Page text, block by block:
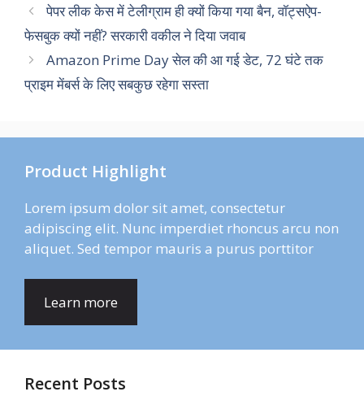
पेपर लीक केस में टेलीग्राम ही क्यों किया गया बैन, वॉट्सऐप-
फेसबुक क्यों नहीं? सरकारी वकील ने दिया जवाब
Amazon Prime Day सेल की आ गई डेट, 72 घंटे तक
प्राइम मेंबर्स के लिए सबकुछ रहेगा सस्ता
Product Highlight
Lorem ipsum dolor sit amet, consectetur
adipiscing elit. Nunc imperdiet rhoncus arcu non
aliquet. Sed tempor mauris a purus porttitor
Learn more
Recent Posts